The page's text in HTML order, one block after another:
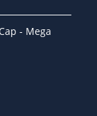
- Mega